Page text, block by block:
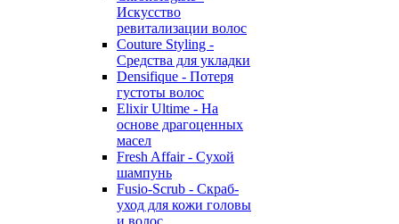
Искусство
ревитализации волос
Couture Styling -
Средства для укладки
Densifique - Потеря
густоты волос
Elixir Ultime - На
основе драгоценных
масел
Fresh Affair - Сухой
шампунь
Fusio-Scrub - Скраб-
уход для кожи головы
и волос